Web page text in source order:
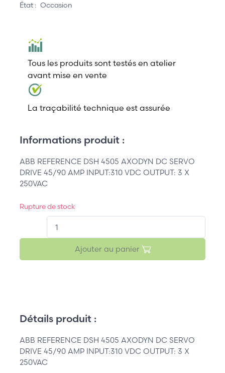
État : Occasion
Tous les produits sont testés en atelier
avant mise en vente
La traçabilité technique est assurée
Informations produit :
ABB REFERENCE DSH 4505 AXODYN DC SERVO
DRIVE 45/90 AMP INPUT:310 VDC OUTPUT: 3 X
250VAC
Rupture de stock
Ajouter au panier
Détails produit :
ABB REFERENCE DSH 4505 AXODYN DC SERVO
DRIVE 45/90 AMP INPUT:310 VDC OUTPUT: 3 X
250VAC